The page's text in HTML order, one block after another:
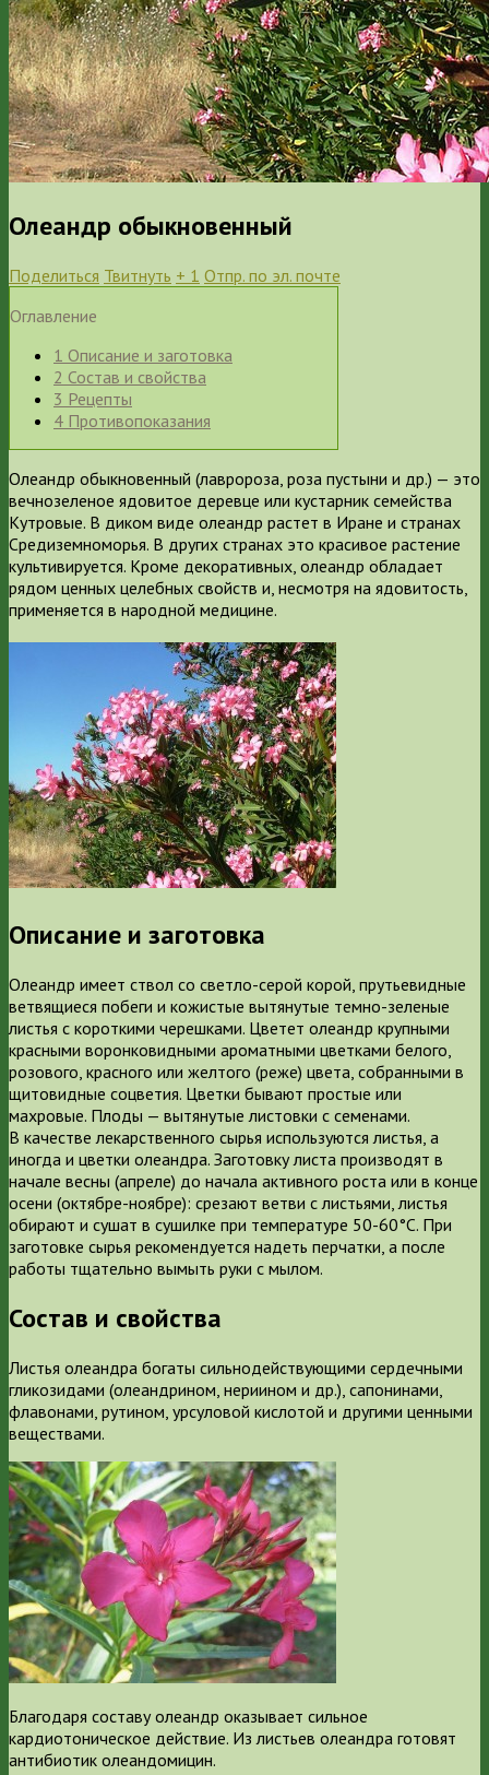
Олеандр обыкновенный
Поделиться Твитнуть + 1 Отпр. по эл. почте
Оглавление
1 Описание и заготовка
2 Состав и свойства
3 Рецепты
4 Противопоказания
Олеандр обыкновенный (лавророза, роза пустыни и др.) — это
вечнозеленое ядовитое деревце или кустарник семейства
Кутровые. В диком виде олеандр растет в Иране и странах
Средиземноморья. В других странах это красивое растение
культивируется. Кроме декоративных, олеандр обладает
рядом ценных целебных свойств и, несмотря на ядовитость,
применяется в народной медицине.
Описание и заготовка
Олеандр имеет ствол со светло-серой корой, прутьевидные
ветвящиеся побеги и кожистые вытянутые темно-зеленые
листья с короткими черешками. Цветет олеандр крупными
красными воронковидными ароматными цветками белого,
розового, красного или желтого (реже) цвета, собранными в
щитовидные соцветия. Цветки бывают простые или
махровые. Плоды — вытянутые листовки с семенами.
В качестве лекарственного сырья используются листья, а
иногда и цветки олеандра. Заготовку листа производят в
начале весны (апреле) до начала активного роста или в конце
осени (октябре-ноябре): срезают ветви с листьями, листья
обирают и сушат в сушилке при температуре 50-60°С. При
заготовке сырья рекомендуется надеть перчатки, а после
работы тщательно вымыть руки с мылом.
Состав и свойства
Листья олеандра богаты сильнодействующими сердечными
гликозидами (олеандрином, нериином и др.), сапонинами,
флавонами, рутином, урсуловой кислотой и другими ценными
веществами.
Благодаря составу олеандр оказывает сильное
кардиотоническое действие. Из листьев олеандра готовят
антибиотик олеандомицин.